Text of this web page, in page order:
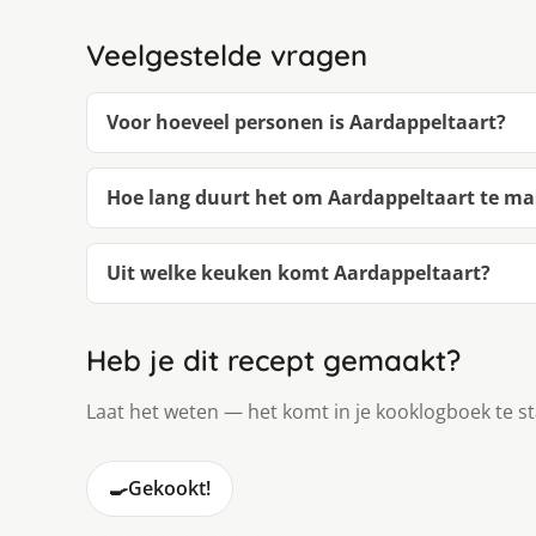
Veelgestelde vragen
Voor hoeveel personen is Aardappeltaart?
Hoe lang duurt het om Aardappeltaart te
Uit welke keuken komt Aardappeltaart?
Heb je dit recept gemaakt?
Laat het weten — het komt in je kooklogboek te
🍳Gekookt!